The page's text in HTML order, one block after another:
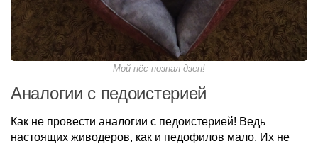
Мой пёс познал дзен!
Аналогии с педоистерией
Как не провести аналогии с педоистерией! Ведь
настоящих живодеров, как и педофилов мало. Их не